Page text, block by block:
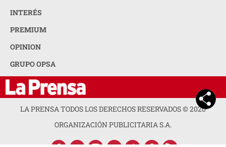
INTERÉS
PREMIUM
OPINION
GRUPO OPSA
LA PRENSA TODOS LOS DERECHOS RESERVADOS ©2026
ORGANIZACIÓN PUBLICITARIA S.A.